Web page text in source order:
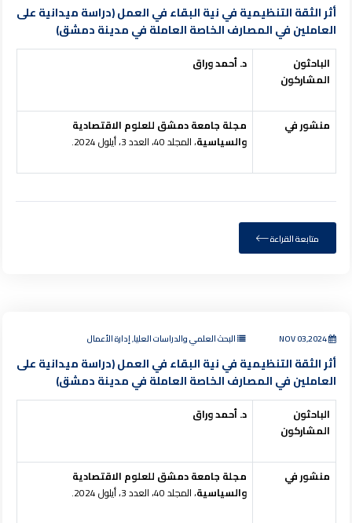
أثر الثقة التنظيمية في نية البقاء في العمل (دراسة ميدانية على
العاملين في المصارف الخاصة العاملة في مدينة دمشق)
الباحثون
المشاركون
د. أحمد وراق
منشور في
مجلة جامعة دمشق للعلوم الاقتصادية
والسياسية، المجلد 40، العدد 3، أيلول 2024.
متابعة القراءة
NOV 03,2024 البحث العلمي والدراسات العليا, إدارة الأعمال
أثر الثقة التنظيمية في نية البقاء في العمل (دراسة ميدانية على
العاملين في المصارف الخاصة العاملة في مدينة دمشق)
الباحثون
المشاركون
د. أحمد وراق
منشور في
مجلة جامعة دمشق للعلوم الاقتصادية
والسياسية، المجلد 40، العدد 3، أيلول 2024.